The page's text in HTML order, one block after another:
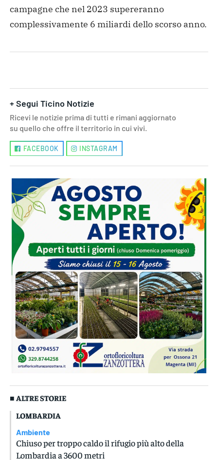
campagne che nel 2023 supereranno
complessivamente 6 miliardi dello scorso anno.
+ Segui Ticino Notizie
Ricevi le notizie prima di tutti e rimani aggiornato
su quello che offre il territorio in cui vivi.
FACEBOOK INSTAGRAM
■ ALTRE STORIE
LOMBARDIA
Ambiente
Chiuso per troppo caldo il rifugio più alto della
Lombardia a 3600 metri